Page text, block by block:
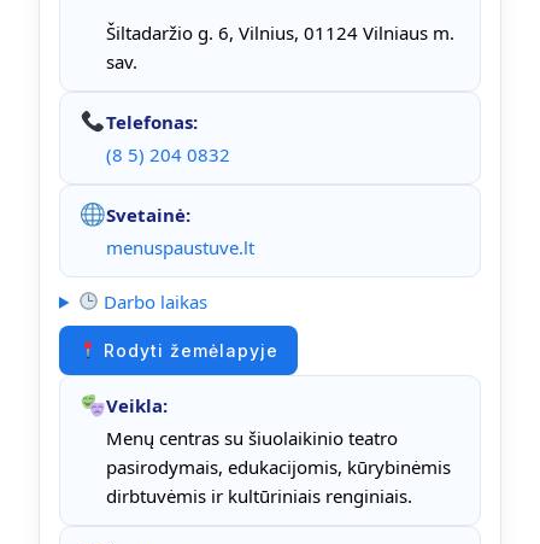
Šiltadaržio g. 6, Vilnius, 01124 Vilniaus m.
sav.
Telefonas:
(8 5) 204 0832
Svetainė:
menuspaustuve.lt
Darbo laikas
Rodyti žemėlapyje
Veikla:
Menų centras su šiuolaikinio teatro
pasirodymais, edukacijomis, kūrybinėmis
dirbtuvėmis ir kultūriniais renginiais.